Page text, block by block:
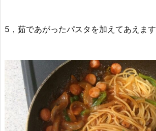
5，茹であがったパスタを加えてあえます